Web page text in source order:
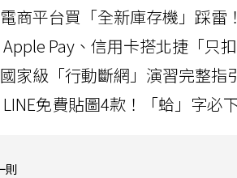
商平台買「全新庫存機」踩雷
Apple Pay、信用卡搭北捷「只
家級「行動斷網」演習完整指
LINE免費貼圖4款！「蛤」字必
則